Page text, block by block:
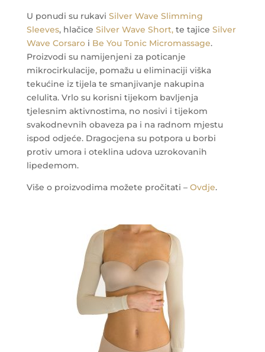
U ponudi su rukavi Silver Wave Slimming
Sleeves, hlačice Silver Wave Short,te tajice Silver
Wave Corsaroi Be You Tonic Micromassage.
Proizvodi su namijenjeni za poticanje
mikrocirkulacije, pomažu u eliminaciji viška
tekućine iz tijela te smanjivanje nakupina
celulita. Vrlo su korisni tijekom bavljenja
tjelesnim aktivnostima, no nosivi i tijekom
svakodnevnih obaveza pa i na radnom mjestu
ispod odjeće. Dragocjena su potpora u borbi
protiv umora i oteklina udova uzrokovanih
lipedemom.
Više o proizvodima možete pročitati – Ovdje.